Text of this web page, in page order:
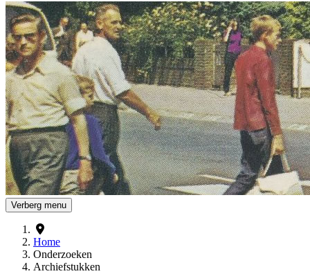
Drents Archief
Verberg menu
Home
Onderzoeken
Archiefstukken